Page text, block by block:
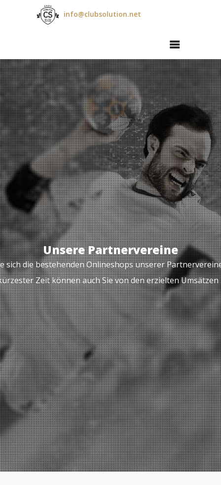
info@clubsolution.net
Unsere Partnervereine
sich die bestehenden Onlineshops unserer
Zeit können auch Sie von den erzielten